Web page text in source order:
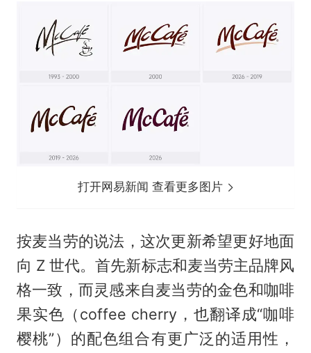
打开网易新闻 查看更多图片
按麦当劳的说法，这次更新希望更好地面
向 Z 世代。首先新标志和麦当劳主品牌风
格一致，而灵感来自麦当劳的金色和咖啡
果实色（coffee cherry，也翻译成“咖啡
樱桃”）的配色组合有更广泛的适用性，